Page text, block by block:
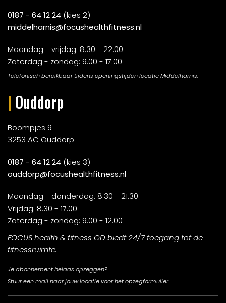
0187 - 64 12 24 (kies 2)
middelharnis@focushealthfitness.nl
Maandag - vrijdag: 8.30 - 22.00
Zaterdag - zondag: 9.00 - 17.00
Telefonisch bereikbaar tijdens openingstijden locatie Middelharnis.
| Ouddorp
Boompjes 9
3253 AC Ouddorp
0187 - 64 12 24 (kies 3)
ouddorp@focushealthfitness.nl
Maandag - donderdag: 8.30 - 21.30
Vrijdag: 8.30 - 17.00
Zaterdag - zondag: 9.00 - 12.00
FOCUS health & fitness OD biedt 24/7 toegang tot de
fitnessruimte.
Je abonnement helaas opzeggen?
Stuur een mail naar jouw locatie voor het opzegformulier.